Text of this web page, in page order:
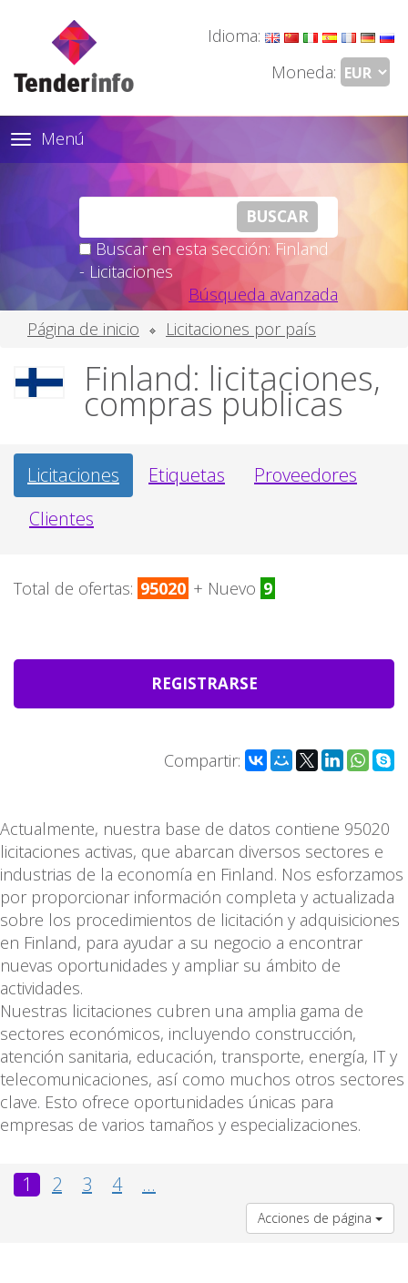
Idioma:
Moneda:
Toggle
navigation
Menú
Buscar en esta sección: Finland
- Licitaciones
Búsqueda avanzada
Página de inicio
Licitaciones por país
Finland: licitaciones,
compras publicas
Licitaciones Etiquetas
Proveedores
Clientes
Total de ofertas: 95020 + Nuevo 9
REGISTRARSE
Compartir:
Actualmente, nuestra base de datos contiene 95020
licitaciones activas, que abarcan diversos sectores e
industrias de la economía en Finland. Nos esforzamos
por proporcionar información completa y actualizada
sobre los procedimientos de licitación y adquisiciones
en Finland, para ayudar a su negocio a encontrar
nuevas oportunidades y ampliar su ámbito de
actividades.
Nuestras licitaciones cubren una amplia gama de
sectores económicos, incluyendo construcción,
atención sanitaria, educación, transporte, energía, IT y
telecomunicaciones, así como muchos otros sectores
clave. Esto ofrece oportunidades únicas para
empresas de varios tamaños y especializaciones.
1 2 3 4 ...
Acciones de página